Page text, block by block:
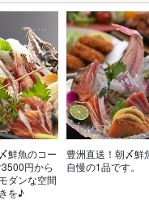
鮮魚のコー
円から
ダンな空間
を♪
豊洲直送！朝〆鮮
自慢の1品です。